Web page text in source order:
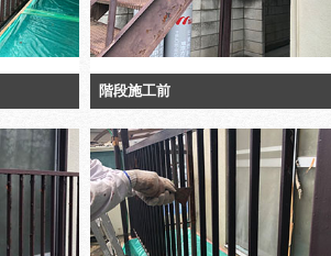
階段施工前